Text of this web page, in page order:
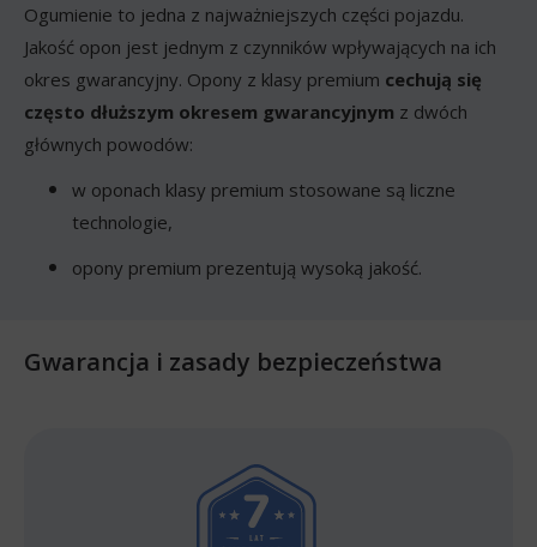
Ogumienie to jedna z najważniejszych części pojazdu.
Jakość opon jest jednym z czynników wpływających na ich
okres gwarancyjny. Opony z klasy premium cechują się
często dłuższym okresem gwarancyjnym z dwóch
głównych powodów:
w oponach klasy premium stosowane są liczne
technologie,
opony premium prezentują wysoką jakość.
Gwarancja i zasady bezpieczeństwa